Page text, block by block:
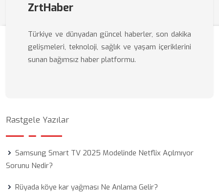
ZrtHaber
Türkiye ve dünyadan güncel haberler, son dakika
gelişmeleri, teknoloji, sağlık ve yaşam içeriklerini
sunan bağımsız haber platformu.
Rastgele Yazılar
Samsung Smart TV 2025 Modelinde Netflix Açılmıyor
Sorunu Nedir?
Rüyada köye kar yağması Ne Anlama Gelir?